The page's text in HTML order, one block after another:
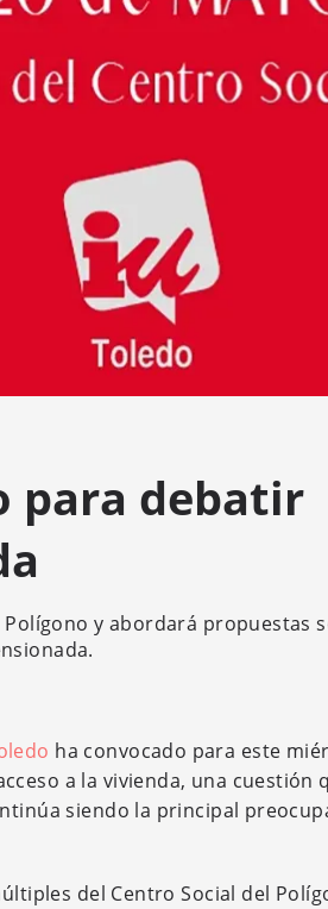
para debatir
y abordará propuestas
ha convocado para este
a la vivienda, una cuestión
siendo la principal
del Centro Social del